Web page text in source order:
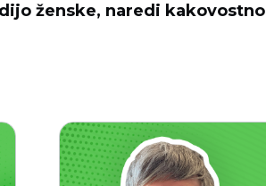
ženske, naredi kakovostno